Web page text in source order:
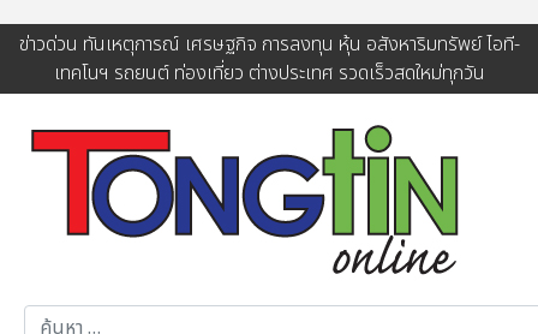
ข่าวด่วน ทันเหตุการณ์ เศรษฐกิจ การลงทุน หุ้น อสังหาริมทรัพย์ ไอที-
เทคโนฯ รถยนต์ ท่องเที่ยว ต่างประเทศ รวดเร็วสดใหม่ทุกวัน